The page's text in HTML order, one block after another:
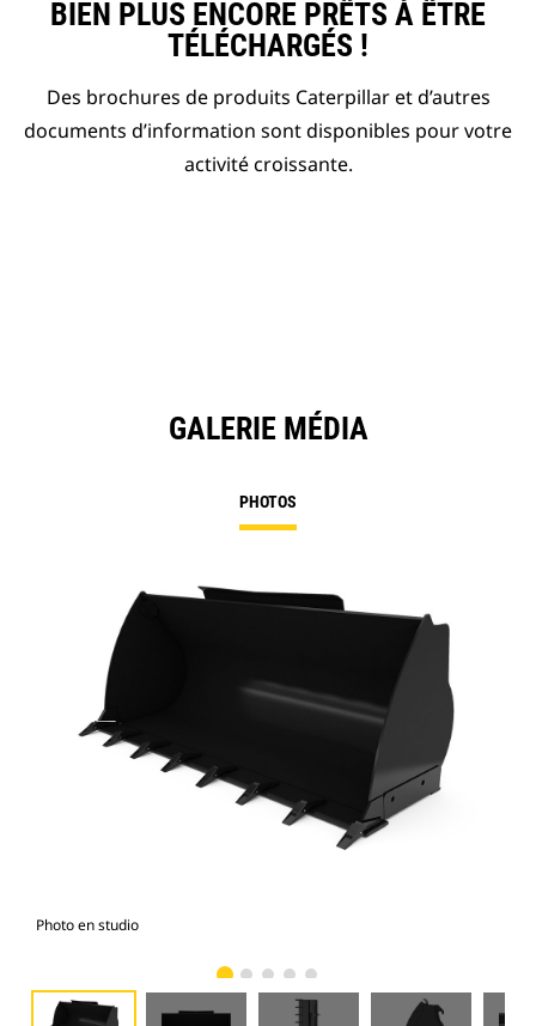
BIEN PLUS ENCORE PRÊTS À ÊTRE
TÉLÉCHARGÉS !
Des brochures de produits Caterpillar et d’autres
documents d’information sont disponibles pour votre
activité croissante.
GALERIE MÉDIA
PHOTOS
Photo en studio